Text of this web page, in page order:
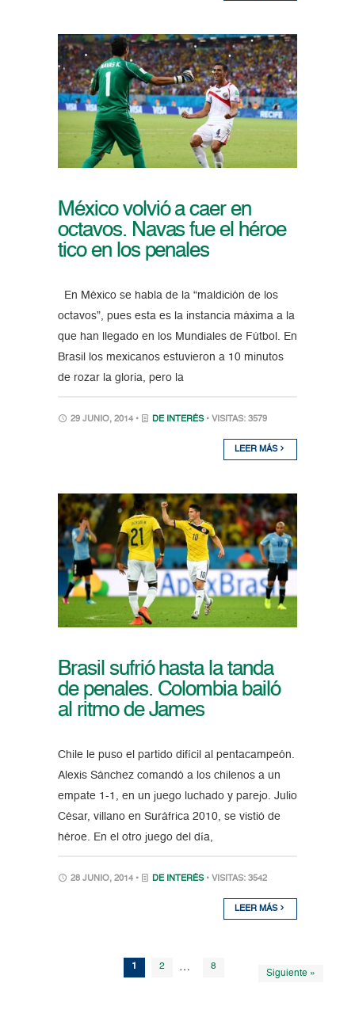
México volvió a caer en
octavos. Navas fue el héroe
tico en los penales
En México se habla de la “maldición de los
octavos”, pues esta es la instancia máxima a la
que han llegado en los Mundiales de Fútbol. En
Brasil los mexicanos estuvieron a 10 minutos
de rozar la gloria, pero la
29 JUNIO, 2014 • DE INTERÉS • VISITAS: 3579
LEER MÁS
Brasil sufrió hasta la tanda
de penales. Colombia bailó
al ritmo de James
Chile le puso el partido difícil al pentacampeón.
Alexis Sánchez comandó a los chilenos a un
empate 1-1, en un juego luchado y parejo. Julio
César, villano en Suráfrica 2010, se vistió de
héroe. En el otro juego del día,
28 JUNIO, 2014 • DE INTERÉS • VISITAS: 3542
LEER MÁS
1 2 … 8
Siguiente »